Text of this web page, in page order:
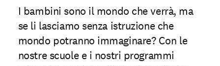
I bambini sono il mondo che verrà, ma
se li lasciamo senza istruzione che
mondo potranno immaginare? Con le
nostre scuole e i nostri programmi